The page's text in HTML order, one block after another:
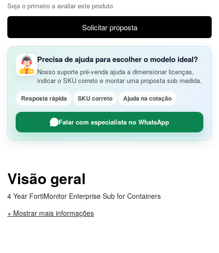
Seja o primeiro a avaliar este produto
Solicitar proposta
Precisa de ajuda para escolher o modelo ideal?
Nosso suporte pré-venda ajuda a dimensionar licenças,
indicar o SKU correto e montar uma proposta sob medida.
Resposta rápida SKU correto Ajuda na cotação
Falar com especialista no WhatsApp
Visão geral
4 Year FortiMonitor Enterprise Sub for Containers
+ Mostrar mais informações